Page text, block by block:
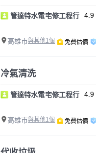
管達特水電宅修工程行 4.9
高雄市與其他1個 免費估價
冷氣清洗
管達特水電宅修工程行 4.9
高雄市與其他1個 免費估價